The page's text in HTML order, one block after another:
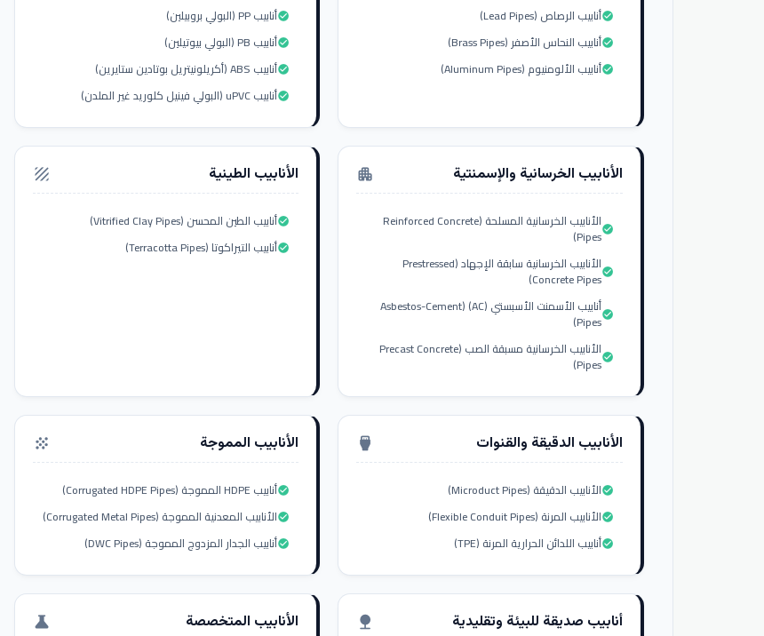
أنابيب الرصاص (Lead Pipes)check_circle
أنابيب النحاس الأصفر (Brass Pipes)check_circle
أنابيب الألومنيوم (Aluminum Pipes)check_circle
أنابيب PP (البولي بروبيلين)check_circle
أنابيب PB (البولي بيوتيلين)check_circle
أنابيب ABS (أكريلونيتريل بوتادين ستايرين)check_circle
أنابيب uPVC (البولي فينيل كلوريد غير الملدن)check_circle
الأنابيب الخرسانية والإسمنتية apartment
الأنابيب الخرسانية المسلحة (Reinforced Concrete
Pipes)check_circle
الأنابيب الخرسانية سابقة الإجهاد (Prestressed
Concrete Pipes)check_circle
أنابيب الأسمنت الأسبستي (AC) (Asbestos-Cement
Pipes)check_circle
الأنابيب الخرسانية مسبقة الصب (Precast Concrete
Pipes)check_circle
الأنابيب الطينية texture
أنابيب الطين المحسن (Vitrified Clay Pipes)check_circle
أنابيب التيراكوتا (Terracotta Pipes)check_circle
الأنابيب الدقيقة والقنوات settings_input_hdmi
الأنابيب الدقيقة (Microduct Pipes)check_circle
الأنابيب المرنة (Flexible Conduit Pipes)check_circle
أنابيب اللدائن الحرارية المرنة (TPE)check_circle
الأنابيب المموجة grain
أنابيب HDPE المموجة (Corrugated HDPE Pipes)check_circle
الأنابيب المعدنية المموجة (Corrugated Metal Pipes)check_circle
أنابيب الجدار المزدوج المموجة (DWC Pipes)check_circle
أنابيب صديقة للبيئة وتقليدية nature الأنابيب المتخصصة science